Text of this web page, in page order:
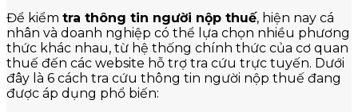
Để kiểm tra thông tin người nộp thuế, hiện nay cá
nhân và doanh nghiệp có thể lựa chọn nhiều phương
thức khác nhau, từ hệ thống chính thức của cơ quan
thuế đến các website hỗ trợ tra cứu trực tuyến. Dưới
đây là 6 cách tra cứu thông tin người nộp thuế đang
được áp dụng phổ biến: